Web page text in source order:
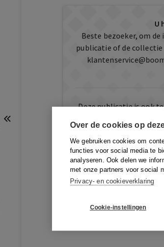
Over de cookies op
We gebruiken cookies om
functies voor social media te
analyseren. Ook delen we
met onze partners voor social
Privacy- en cookieverklaring
Cookie-instellingen
U
Beste bezoeker, om
publicatie of de
Deze publicatie is ook